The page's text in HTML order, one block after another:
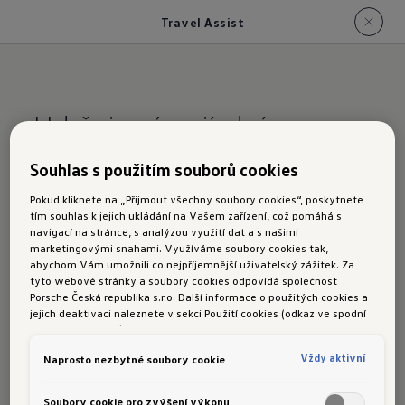
Travel Assist
Udržuje vás v jízdním
pruhu.A udržuje také
odstup od ostatních
vozidel
IQ.DRIVE Travel Assist
Nedílnou součástí výbavy asistenčního
k dispozici od varianty Life, je také volant
Souhlas s použitím souborů cookies
Pokud kliknete na „Přijmout všechny soubory cookies“, poskytnete
tím souhlas k jejich ukládání na Vašem zařízení, což pomáhá s
navigací na stránce, s analýzou využití dat a s našimi
marketingovými snahami. Využíváme soubory cookies tak,
abychom Vám umožnili co nejpříjemnější uživatelský zážitek. Za
tyto webové stránky a soubory cookies odpovídá společnost
Porsche Česká republika s.r.o. Další informace o použitých cookies a
jejich deaktivaci naleznete v sekci Použití cookies (odkaz ve spodní
části této stránky).
Naprosto nezbytné soubory cookie Vždy aktivní
Soubory cookie pro zvýšení výkonu